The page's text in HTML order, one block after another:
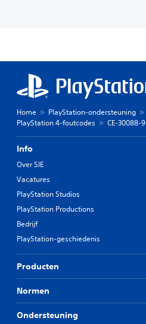
Home PlayStation-ondersteuning
PlayStation 4-foutcodes
CE-30088-9
Info
Over SIE
Vacatures
PlayStation Studios
PlayStation Productions
Bedrijf
PlayStation-geschiedenis
Producten
Normen
Ondersteuning